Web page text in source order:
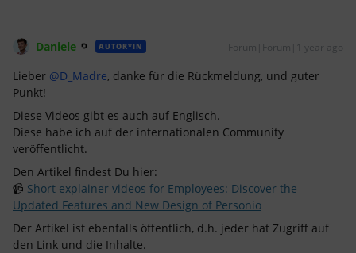
Daniele AUTOR*IN Forum|Forum|1 year ago
Lieber ​ @D_Madre, danke für die Rückmeldung, und guter
Punkt!
Diese Videos gibt es auch auf Englisch.
Diese habe ich auf der internationalen Community
veröffentlicht.
Den Artikel findest Du hier:
📹 Short explainer videos for Employees: Discover the
Updated Features and New Design of Personio
Der Artikel ist ebenfalls öffentlich, d.h. jeder hat Zugriff auf
den Link und die Inhalte.